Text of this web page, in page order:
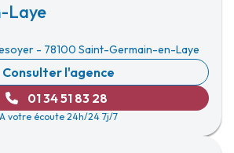
Laye
- 78100 Saint-Germain-en-Laye
Consulter l'agence
01 34 51 83 28
A votre écoute 24h/24 7j/7